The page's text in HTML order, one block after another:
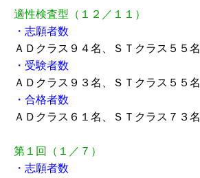
適性検査型（１２／１１）
・志願者数
ＡＤクラス９４名、ＳＴクラス５５名
・受験者数
ＡＤクラス９３名、ＳＴクラス５５名
・合格者数
ＡＤクラス６１名、ＳＴクラス７３名
第１回（１／７）
・志願者数